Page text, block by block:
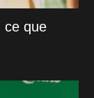
ce que